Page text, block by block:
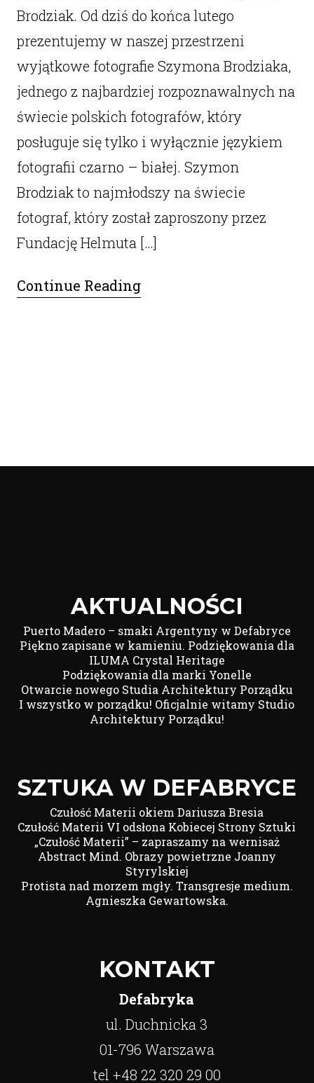
Brodziak. Od dziś do końca lutego
prezentujemy w naszej przestrzeni
wyjątkowe fotografie Szymona Brodziaka,
jednego z najbardziej rozpoznawalnych na
świecie polskich fotografów, który
posługuje się tylko i wyłącznie językiem
fotografii czarno – białej. Szymon
Brodziak to najmłodszy na świecie
fotograf, który został zaproszony przez
Fundację Helmuta […]
Continue Reading
AKTUALNOŚCI
Puerto Madero – smaki Argentyny w Defabryce
Piękno zapisane w kamieniu. Podziękowania dla
ILUMA Crystal Heritage
Podziękowania dla marki Yonelle
Otwarcie nowego Studia Architektury Porządku
I wszystko w porządku! Oficjalnie witamy Studio
Architektury Porządku!
SZTUKA W DEFABRYCE
Czułość Materii okiem Dariusza Bresia
Czułość Materii VI odsłona Kobiecej Strony Sztuki
„Czułość Materii” – zapraszamy na wernisaż
Abstract Mind. Obrazy powietrzne Joanny
Styrylskiej
Protista nad morzem mgły. Transgresje medium.
Agnieszka Gewartowska.
KONTAKT
Defabryka
ul. Duchnicka 3
01-796 Warszawa
tel +48 22 320 29 00